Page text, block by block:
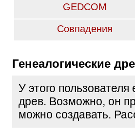
GEDCOM
Совпадения
Генеалогические
У этого
древ. Возможно, он
можно создавать.